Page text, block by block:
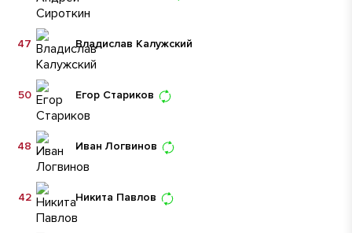
Владислав Калужский
47
Егор Стариков
50
Иван Логвинов
48
Никита Павлов
42